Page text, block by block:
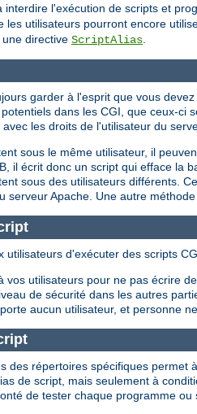
interdire l'exécution de scripts et
les utilisateurs pourront encore
directive ScriptAlias
garder à l'esprit que vous
dans les CGI, que ceux-ci
les droits de l'utilisateur du
sous le même utilisateur, il
il écrit donc un script qui efface la
sous des utilisateurs différents.
serveur Apache. Une autre
utilisateurs d'exécuter des scripts
vos utilisateurs pour ne pas écrire
de sécurité dans les autres
aucun utilisateur, et personne
des répertoires spécifiques
de script, mais seulement à
de tester chaque programme